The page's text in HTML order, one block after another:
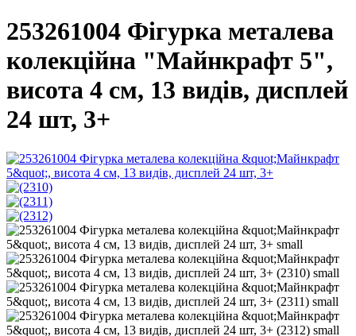
253261004 Фігурка металева
колекційна "Майнкрафт 5",
висота 4 см, 13 видів, дисплей
24 шт, 3+